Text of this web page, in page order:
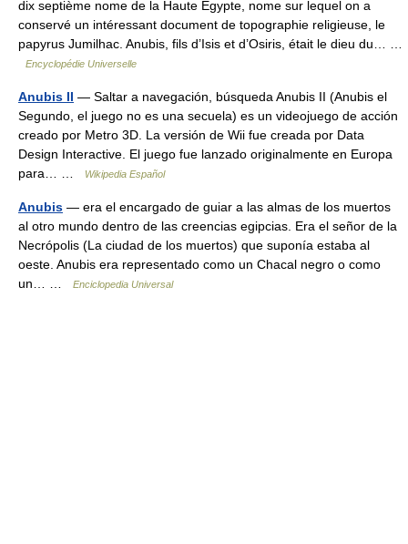
dix septième nome de la Haute Égypte, nome sur lequel on a
conservé un intéressant document de topographie religieuse, le
papyrus Jumilhac. Anubis, fils d’Isis et d’Osiris, était le dieu du… …
Encyclopédie Universelle
Anubis II — Saltar a navegación, búsqueda Anubis II (Anubis el
Segundo, el juego no es una secuela) es un videojuego de acción
creado por Metro 3D. La versión de Wii fue creada por Data
Design Interactive. El juego fue lanzado originalmente en Europa
para… …
Wikipedia Español
Anubis — era el encargado de guiar a las almas de los muertos
al otro mundo dentro de las creencias egipcias. Era el señor de la
Necrópolis (La ciudad de los muertos) que suponía estaba al
oeste. Anubis era representado como un Chacal negro o como
un… …
Enciclopedia Universal